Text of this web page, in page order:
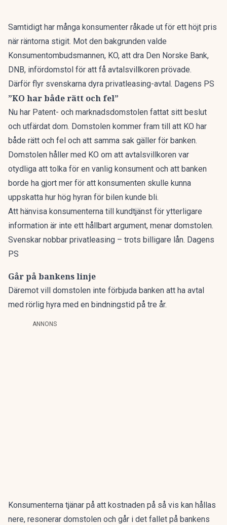
Samtidigt har många konsumenter råkade ut för ett höjt pris
när räntorna stigit. Mot den bakgrunden valde
Konsumentombudsmannen, KO, att dra Den Norske Bank,
DNB, infördomstol för att få avtalsvillkoren prövade.
Därför flyr svenskarna dyra privatleasing-avtal. Dagens PS
”KO har både rätt och fel”
Nu har Patent- och marknadsdomstolen fattat sitt beslut
och utfärdat dom. Domstolen kommer fram till att KO har
både rätt och fel och att samma sak gäller för banken.
Domstolen håller med KO om att avtalsvillkoren var
otydliga att tolka för en vanlig konsument och att banken
borde ha gjort mer för att konsumenten skulle kunna
uppskatta hur hög hyran för bilen kunde bli.
Att hänvisa konsumenterna till kundtjänst för ytterligare
information är inte ett hållbart argument, menar domstolen.
Svenskar nobbar privatleasing – trots billigare lån. Dagens
PS
Går på bankens linje
Däremot vill domstolen inte förbjuda banken att ha avtal
med rörlig hyra med en bindningstid på tre år.
ANNONS
Konsumenterna tjänar på att kostnaden på så vis kan hållas
nere, resonerar domstolen och går i det fallet på bankens